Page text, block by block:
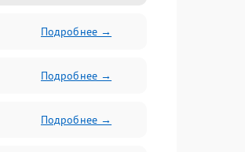
Подробнее →
Подробнее →
Подробнее →